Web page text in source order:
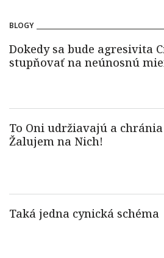
BLOGY